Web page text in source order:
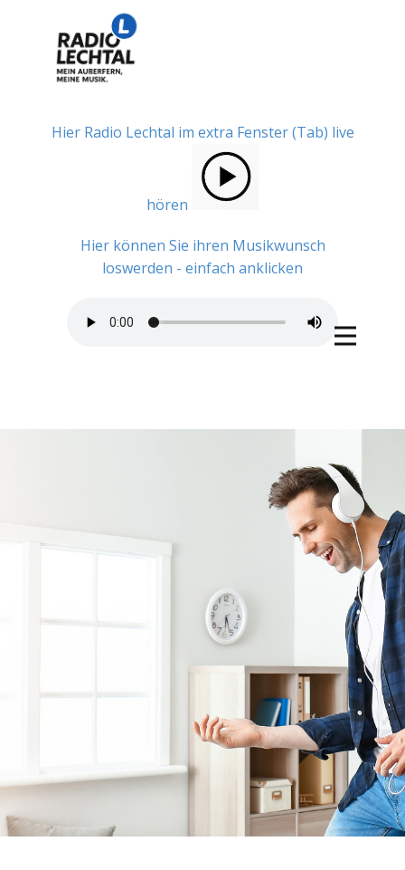
Hier Radio Lechtal im extra Fenster (Tab) live
hören
Hier können Sie ihren Musikwunsch
loswerden - einfach anklicken